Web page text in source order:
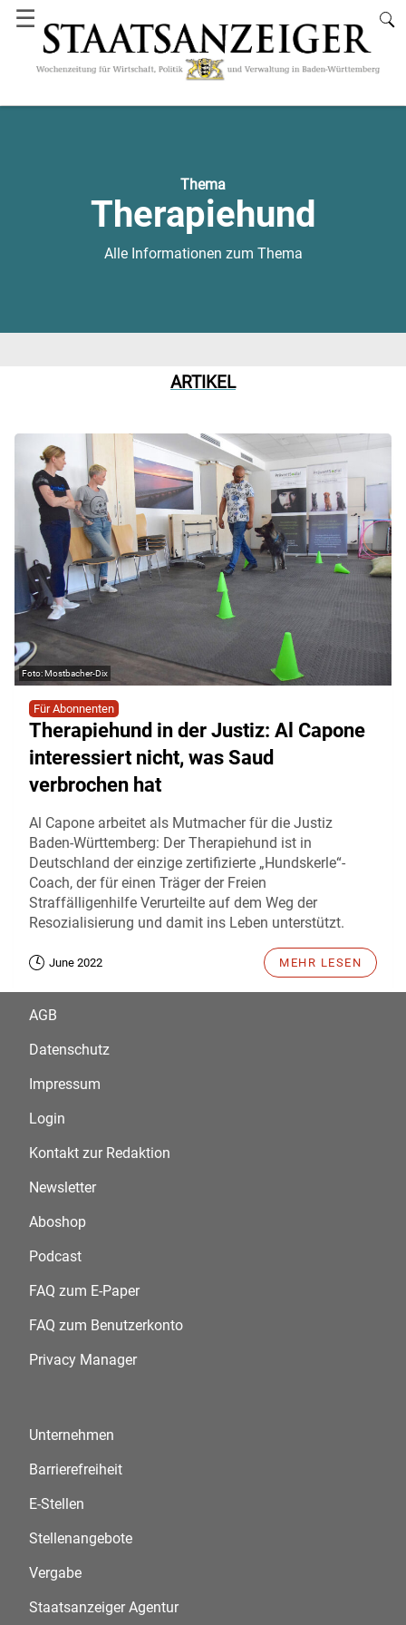
☰
Thema
Therapiehund
Alle Informationen zum Thema
ARTIKEL
Mostbacher-Dix
Für Abonnenten
Therapiehund in der Justiz: Al Capone
interessiert nicht, was Saud
verbrochen hat
Al Capone arbeitet als Mutmacher für die Justiz
Baden-Württemberg: Der Therapiehund ist in
Deutschland der einzige zertifizierte „Hundskerle“-
Coach, der für einen Träger der Freien
Straffälligenhilfe Verurteilte auf dem Weg der
Resozialisierung und damit ins Leben unterstützt.
June 2022 MEHR LESEN
AGB
Datenschutz
Impressum
Login
Kontakt zur Redaktion
Newsletter
Aboshop
Podcast
FAQ zum E-Paper
FAQ zum Benutzerkonto
Privacy Manager
Unternehmen
Barrierefreiheit
E-Stellen
Stellenangebote
Vergabe
Staatsanzeiger Agentur